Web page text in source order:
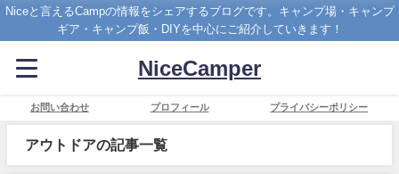
Niceと言えるCampの情報をシェアするブログです。キャンプ場・キャンプ
ギア・キャンプ飯・DIYを中心にご紹介していきます！
NiceCamper
お問い合わせ プロフィール プライバシーポリシー
アウトドアの記事一覧